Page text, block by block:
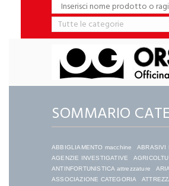
SOMMARIO
ABBIGLIAMENTO macchine ABRASIVI
AGENZIE INVESTIGATIVE
ANTINFORTUNISTICA attrezzature
ASSOCIAZIONE CATEGORIA